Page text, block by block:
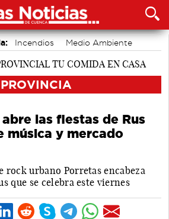
Incendios
Medio Ambiente
PROVINCIA
las fiestas de Rus
música y mercado
rock urbano Porretas encabeza
que se celebra este viernes